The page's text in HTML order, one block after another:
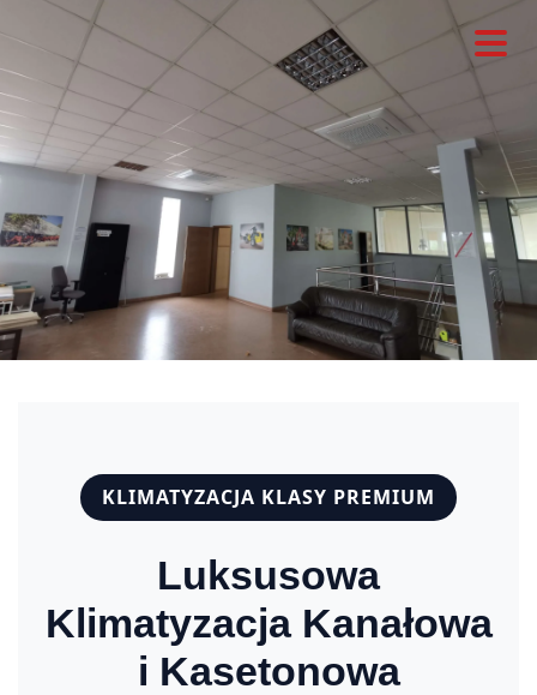
KLIMATYZACJA KLASY PREMIUM
Luksusowa
Klimatyzacja Kanałowa
i Kasetonowa